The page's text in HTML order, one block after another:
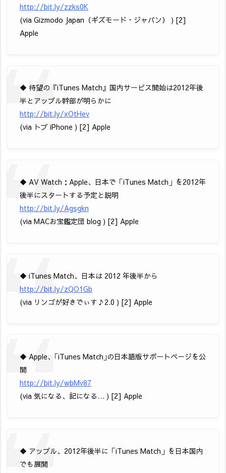
http://bit.ly/zzks0K
(via Gizmodo Japan（ギズモード・ジャパン） ) [2]
Apple
◆ 待望の『iTunes Match』国内サービス開始は2012年後
半とアップル幹部が明らかに
http://bit.ly/xOtHev
(via トブ iPhone ) [2] Apple
◆ AV Watch：Apple、日本で「iTunes Match」を2012年
後半にスタートする予定と説明
http://bit.ly/Agsgkn
(via MACお宝鑑定団 blog ) [2] Apple
◆ iTunes Match、日本は 2012 年後半から
http://bit.ly/zQO1Gb
(via リンゴが好きでぃす♪2.0 ) [2] Apple
◆ Apple、｢iTunes Match｣の日本語版サポートページを公
開
http://bit.ly/wbMv87
(via 気になる、記になる… ) [2] Apple
◆ アップル、2012年後半に「iTunes Match」を日本国内
でも展開